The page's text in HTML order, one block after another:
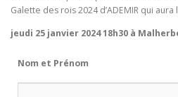
Galette des rois 2024 d’ADEMIR qui aura
jeudi 25 janvier 2024 18h30 à
Nom et Prénom